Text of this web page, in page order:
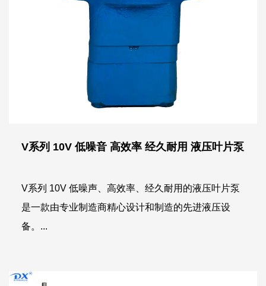
V系列 10V 低噪音 高效率 经久耐用 液压叶片泵
V系列 10V 低噪声、高效率、经久耐用的液压叶片泵
是一款由专业制造商精心设计和制造的先进液压设
备。...